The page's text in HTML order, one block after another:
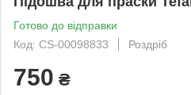
Готово до відправки
Код: CS-00098833
Роздріб
750 ₴